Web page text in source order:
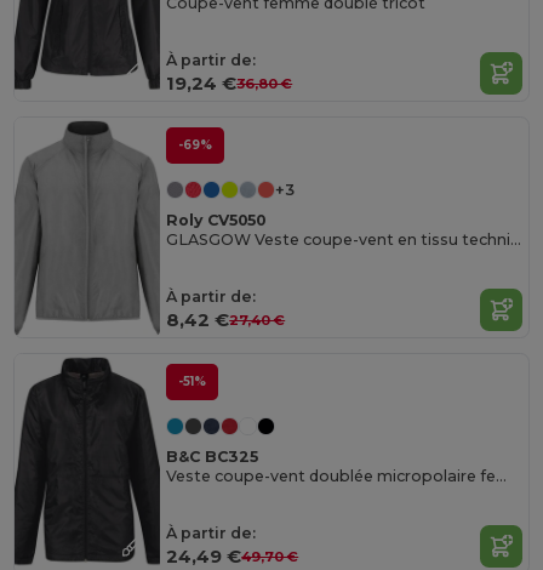
À partir de:
19,24 €36,80 €
-69%
+3
Roly CV5050
GLASGOW Veste coupe-vent en tissu technique léger
À partir de:
8,42 €27,40 €
-51%
B&C BC325
Veste coupe-vent doublée micropolaire femme
À partir de:
24,49 €49,70 €